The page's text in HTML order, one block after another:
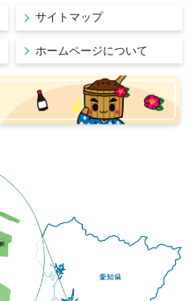
サイトマップ
ホームページについて